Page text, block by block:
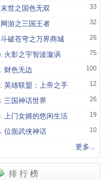
33
末世之国色无双
32
网游之三国王者
26
斗破苍穹之万界商城
75
火影之宇智波漩涡
100
财色无边
12
英雄联盟：上帝之手
26
三国神话世界
19
上门女婿的悠闲生活
10
位面武侠神话
更多...
排 行 榜